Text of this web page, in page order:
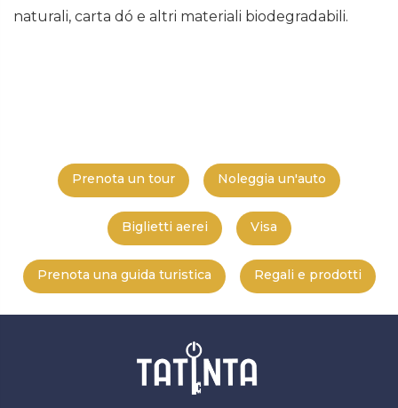
naturali, carta dó e altri materiali biodegradabili.
Prenota un tour Noleggia un'auto
Biglietti aerei Visa
Prenota una guida turistica Regali e prodotti